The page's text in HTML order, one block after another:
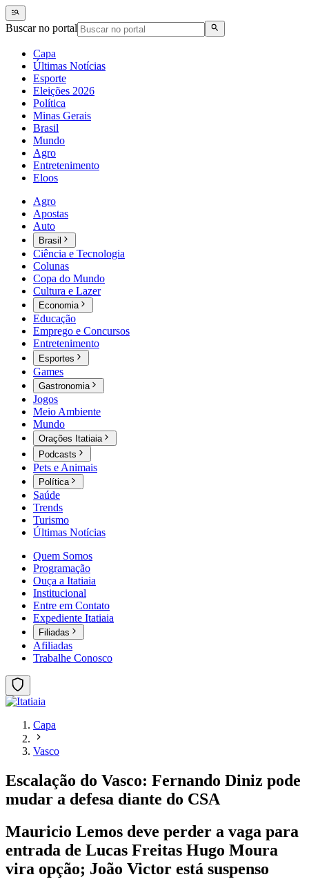
Buscar no portal
Capa
Últimas Notícias
Esporte
Eleições 2026
Política
Minas Gerais
Brasil
Mundo
Agro
Entretenimento
Eloos
Agro
Apostas
Auto
Brasil
Ciência e Tecnologia
Colunas
Copa do Mundo
Cultura e Lazer
Economia
Educação
Emprego e Concursos
Entretenimento
Esportes
Games
Gastronomia
Jogos
Meio Ambiente
Mundo
Orações Itatiaia
Podcasts
Pets e Animais
Política
Saúde
Trends
Turismo
Últimas Notícias
Quem Somos
Programação
Ouça a Itatiaia
Institucional
Entre em Contato
Expediente Itatiaia
Filiadas
Afiliadas
Trabalhe Conosco
Capa
Vasco
Escalação do Vasco: Fernando Diniz pode
mudar a defesa diante do CSA
Mauricio Lemos deve perder a vaga para
entrada de Lucas Freitas Hugo Moura
vira opção; João Victor está suspenso